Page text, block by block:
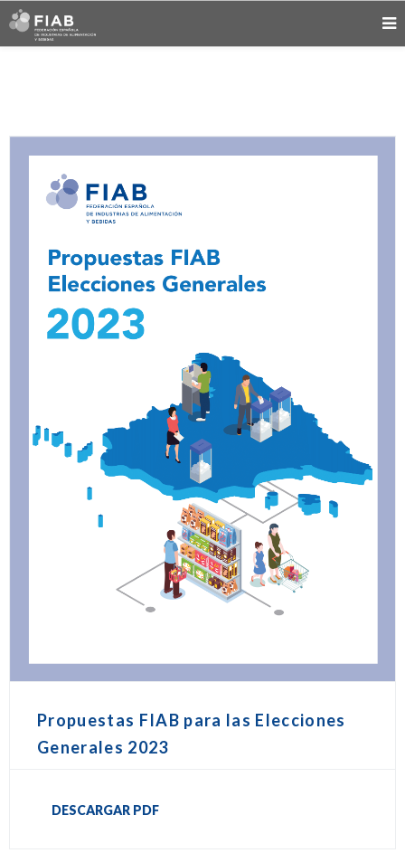
Propuestas FIAB para las Elecciones
Generales 2023
DESCARGAR PDF